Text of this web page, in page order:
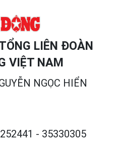
LIÊN ĐOÀN
VIỆT NAM
NGỌC HIỂN
- 35330305